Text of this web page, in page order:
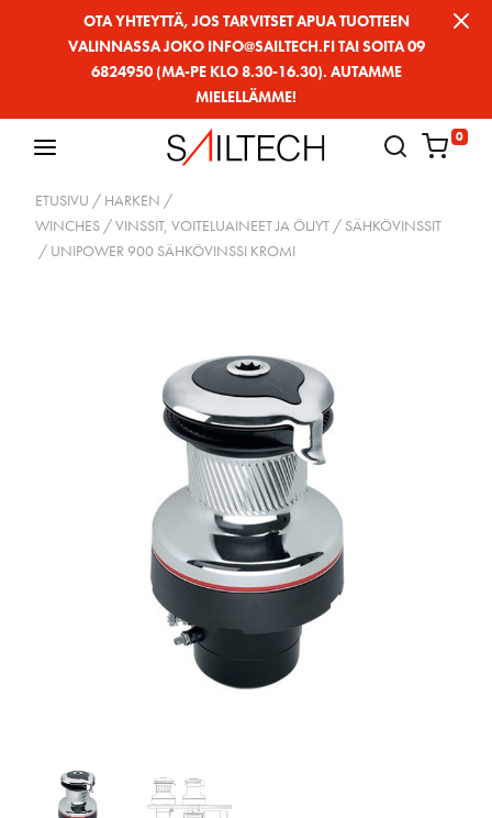
OTA YHTEYTTÄ, JOS TARVITSET APUA TUOTTEEN
VALINNASSA JOKO INFO@SAILTECH.FI TAI SOITA 09
6824950 (MA-PE KLO 8.30-16.30). AUTAMME
MIELELLÄMME!
0
ETUSIVU / HARKEN /
WINCHES / VINSSIT, VOITELUAINEET JA ÖLJYT / SÄHKÖVINSSIT
/ UNIPOWER 900 SÄHKÖVINSSI KROMI